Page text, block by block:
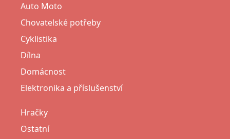
Auto Moto
Chovatelské potřeby
Cyklistika
Dílna
Domácnost
Elektronika a příslušenství
Hračky
Ostatní